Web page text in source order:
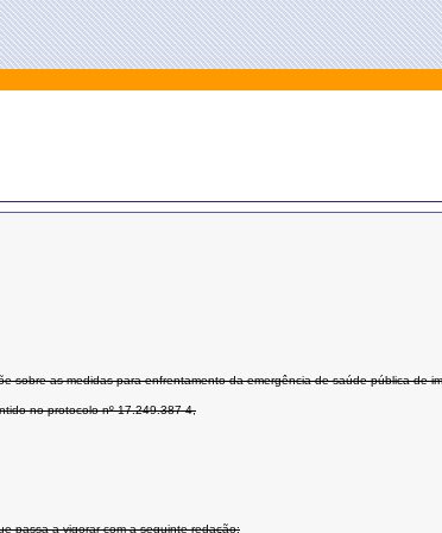
sobre as medidas para enfrentamento da emergência de saúde pública de
no protocolo nº 17.249.387-4,
passa a vigorar com a seguinte redação: